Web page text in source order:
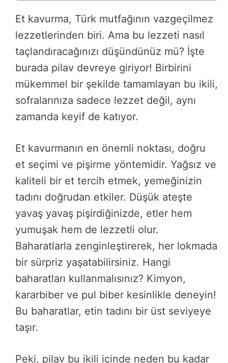
Et kavurma, Türk mutfağının vazgeçilmez
lezzetlerinden biri. Ama bu lezzeti nasıl
taçlandıracağınızı düşündünüz mü? İşte
burada pilav devreye giriyor! Birbirini
mükemmel bir şekilde tamamlayan bu ikili,
sofralarınıza sadece lezzet değil, aynı
zamanda keyif de katıyor.
Et kavurmanın en önemli noktası, doğru
et seçimi ve pişirme yöntemidir. Yağsız ve
kaliteli bir et tercih etmek, yemeğinizin
tadını doğrudan etkiler. Düşük ateşte
yavaş yavaş pişirdiğinizde, etler hem
yumuşak hem de lezzetli olur.
Baharatlarla zenginleştirerek, her lokmada
bir sürpriz yaşatabilirsiniz. Hangi
baharatları kullanmalısınız? Kimyon,
kararbiber ve pul biber kesinlikle deneyin!
Bu baharatlar, etin tadını bir üst seviyeye
taşır.
Peki, pilav bu ikili içinde neden bu kadar